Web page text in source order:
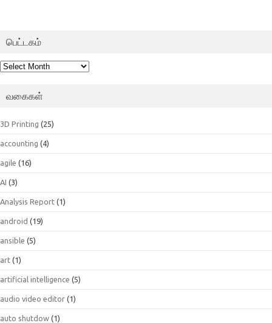
பெட்டகம்
பெட்டகம்
வகைகள்
3D Printing (25)
accounting (4)
agile (16)
AI (3)
Analysis Report (1)
android (19)
ansible (5)
art (1)
artificial intelligence (5)
audio video editor (1)
auto shutdow (1)